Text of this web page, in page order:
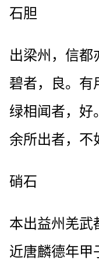
石胆
出梁州，信都
碧者，良。有
绿相闻者，好
余所出者，不
硝石
本出益州羌武
近唐麟德年甲